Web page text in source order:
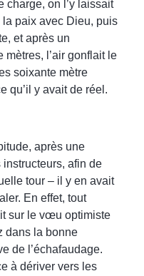
charge, on l’y laissait
paix avec Dieu, puis
et après un
mètres, l’air gonflait le
soixante mètre
qu’il y avait de réel.
après une
afin de
tour – il y en avait
En effet, tout
sur le vœu optimiste
dans la bonne
de l’échafaudage.
à dériver vers les